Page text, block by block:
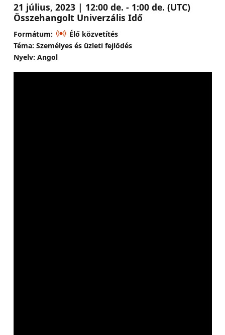
21 július, 2023 | 12:00 de. - 1:00 de. (UTC)
Összehangolt Univerzális Idő
Formátum:
Élő közvetítés
Téma: Személyes és üzleti fejlődés
Nyelv: Angol